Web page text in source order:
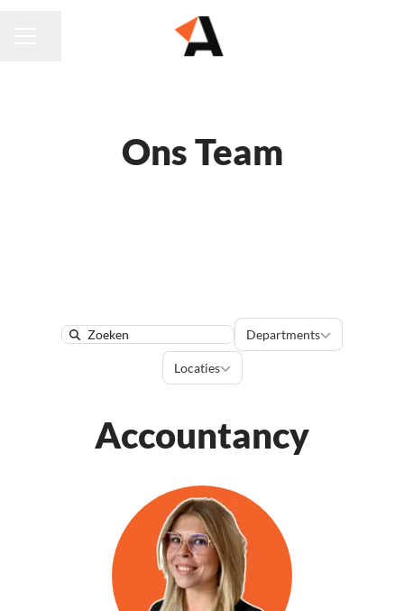
Ons Team
Search
Departments
Departments
Locaties
Locaties
Accountancy